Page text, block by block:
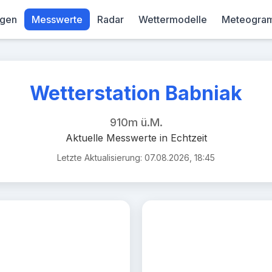
Messwerte Radar Wettermodelle
Wetterstation Babniak
910m ü.M.
Aktuelle Messwerte in Echtzeit
Letzte Aktualisierung: 07.08.2026, 18:45